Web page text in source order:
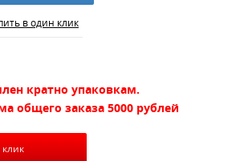
в один клик
кратно упаковкам.
общего заказа 5000 рублей
клик